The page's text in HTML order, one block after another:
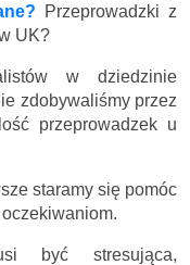
Przeprowadzki z
UK?
w dziedzinie
zdobywaliśmy przez
przeprowadzek u
staramy się pomóc
być stresująca,